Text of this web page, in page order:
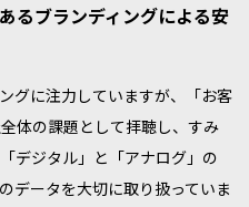
るブランディングによる安
グに注力していますが、「お客
体の課題として拝聴し、すみ
デジタル」と「アナログ」の
データを大切に取り扱っていま